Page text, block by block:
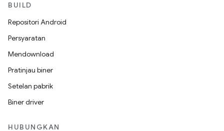
BUILD
Repositori Android
Persyaratan
Mendownload
Pratinjau biner
Setelan pabrik
Biner driver
HUBUNGKAN